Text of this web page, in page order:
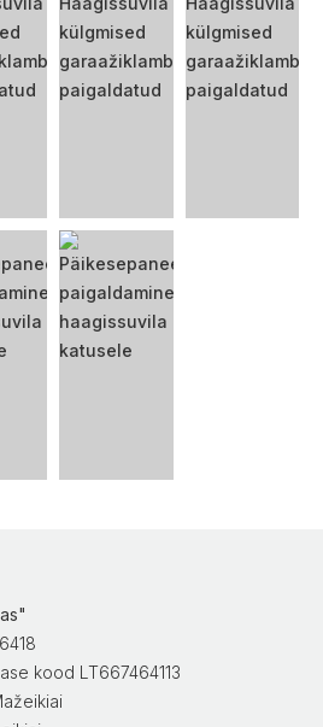
kood LT667464113